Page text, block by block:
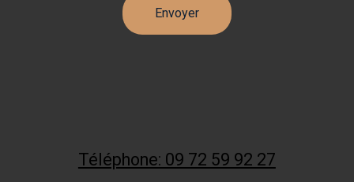
Téléphone: 09 72 59 92 27